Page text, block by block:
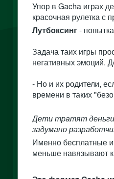
Упор в Gacha играх
красочная рулетка с
Лутбоксинг-
Задача таих игры
негативных эмоций.
- Но и их родители,
времени в таких
Дети тратят деньги
задумано
Именно бесплатные
меньше навязывают